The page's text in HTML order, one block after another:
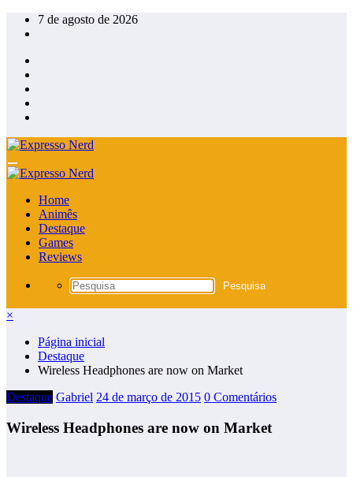
Pular
para
conteúdo
7 de agosto de 2026
Home
Animês
Destaque
Games
Reviews
×
Página inicial
Destaque
Wireless Headphones are now on Market
Destaque Gabriel 24 de março de 2015 0 Comentários
Wireless Headphones are now on Market